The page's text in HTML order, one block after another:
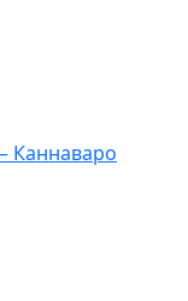
Каннаваро